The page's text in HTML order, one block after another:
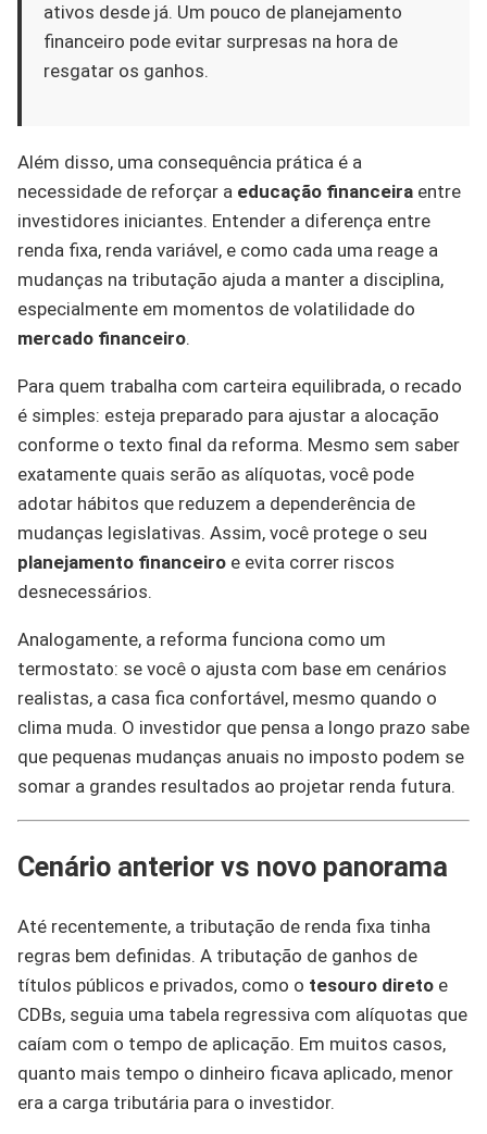
ativos desde já. Um pouco de planejamento
financeiro pode evitar surpresas na hora de
resgatar os ganhos.
Além disso, uma consequência prática é a
necessidade de reforçar a educação financeira entre
investidores iniciantes. Entender a diferença entre
renda fixa, renda variável, e como cada uma reage a
mudanças na tributação ajuda a manter a disciplina,
especialmente em momentos de volatilidade do
mercado financeiro.
Para quem trabalha com carteira equilibrada, o recado
é simples: esteja preparado para ajustar a alocação
conforme o texto final da reforma. Mesmo sem saber
exatamente quais serão as alíquotas, você pode
adotar hábitos que reduzem a dependerência de
mudanças legislativas. Assim, você protege o seu
planejamento financeiro e evita correr riscos
desnecessários.
Analogamente, a reforma funciona como um
termostato: se você o ajusta com base em cenários
realistas, a casa fica confortável, mesmo quando o
clima muda. O investidor que pensa a longo prazo sabe
que pequenas mudanças anuais no imposto podem se
somar a grandes resultados ao projetar renda futura.
Cenário anterior vs novo panorama
Até recentemente, a tributação de renda fixa tinha
regras bem definidas. A tributação de ganhos de
títulos públicos e privados, como o tesouro direto e
CDBs, seguia uma tabela regressiva com alíquotas que
caíam com o tempo de aplicação. Em muitos casos,
quanto mais tempo o dinheiro ficava aplicado, menor
era a carga tributária para o investidor.